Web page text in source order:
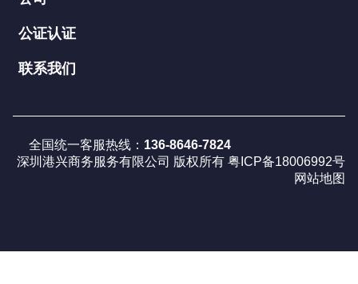
公证认证
联系我们
全国统一客服热线： 136-8646-7824
深圳港兴商务服务有限公司 版权所有 粤ICP备18006992号
网站地图